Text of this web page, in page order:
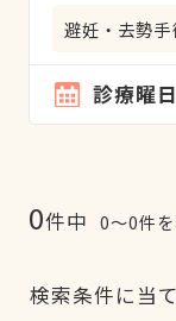
避妊・去勢手
診療曜日
0件中 0〜0件
検索条件に当